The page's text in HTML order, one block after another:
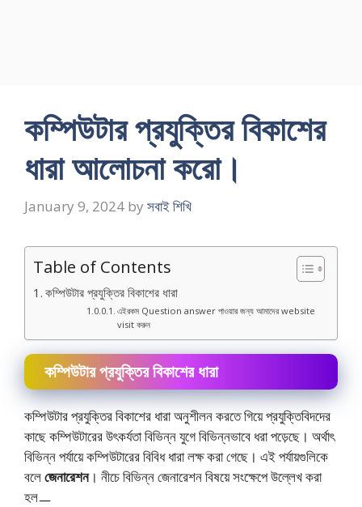
কম্পিউটার প্রযুক্তির বিকাশের
ধারা আলােচনা করাে।
January 9, 2024 by সবাই শিখি
Table of Contents
কম্পিউটার প্রযুক্তির বিকাশের ধারা
এইরকম Question answer পাওয়ার জন্য আমাদের website
visit করুন
কম্পিউটার প্রযুক্তির বিকাশের ধারা
কম্পিউটার প্রযুক্তির বিকাশের ধারা অনুশীলন করতে গিয়ে প্রযুক্তিবিদদের
কাছে কম্পিউটারের উৎকর্যতা বিভিন্ন যুগে বিভিন্নভাবে ধরা পড়েছে। অর্থাৎ
বিভিন্ন পর্যায়ে কম্পিউটারের বিবিধ ধারা লক্ষ করা গেছে। এই পর্যায়গুলিকে
বলেজেনারেশন। নীচে বিভিন্ন জেনারেশন বিষয়ে সংক্ষেপে উল্লেখ করা
হলㅡ